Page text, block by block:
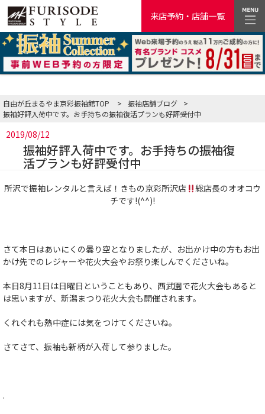
来店予約・店舗一覧
自由が丘まるやま京彩振袖館TOP > 振袖店舗ブログ
>
振袖好評入荷中です。お手持ちの振袖復活プランも好評受付中
2019/08/12
振袖好評入荷中です。お手持ちの振袖復
活プランも好評受付中
所沢で振袖レンタルと言えば！きもの京彩所沢店
総店長のオオコウ
チです!(^^)!
さて本日はあいにくの曇り空となりましたが、お出かけ中の方もお出
かけ先でのレジャーや花火大会やお祭り楽しんでくださいね。
本日8月11日は日曜日ということもあり、西武園で花火大会もあると
は思いますが、新潟まつり花火大会も開催されます。
くれぐれも熱中症には気をつけてくださいね。
さてさて、振袖も新柄が入荷して参りました。
.